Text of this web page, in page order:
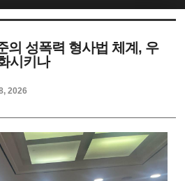
의 성폭력 형사법 체계, 우
시키나
2026
스케치북5
스케치북5